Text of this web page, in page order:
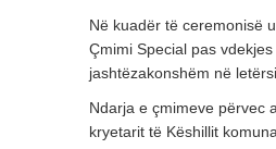
Në kuadër të ceremonisë
Çmimi Special pas
jashtëzakonshëm në
Ndarja e çmimeve përvec
kryetarit të Këshillit